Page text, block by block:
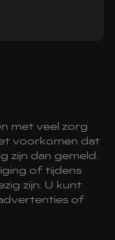
met veel zorg
voorkomen dat
zijn dan gemeld.
of tijdens
zijn. U kunt
of